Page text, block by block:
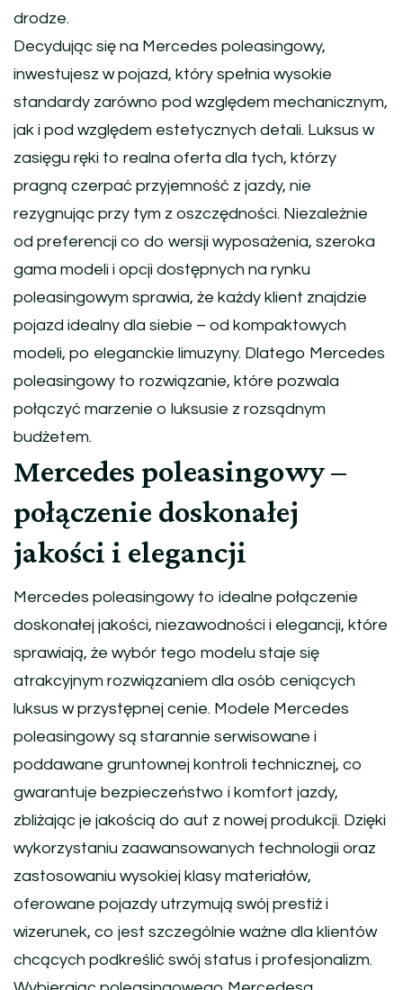
drodze.
Decydując się na Mercedes poleasingowy,
inwestujesz w pojazd, który spełnia wysokie
standardy zarówno pod względem mechanicznym,
jak i pod względem estetycznych detali. Luksus w
zasięgu ręki to realna oferta dla tych, którzy
pragną czerpać przyjemność z jazdy, nie
rezygnując przy tym z oszczędności. Niezależnie
od preferencji co do wersji wyposażenia, szeroka
gama modeli i opcji dostępnych na rynku
poleasingowym sprawia, że każdy klient znajdzie
pojazd idealny dla siebie – od kompaktowych
modeli, po eleganckie limuzyny. Dlatego Mercedes
poleasingowy to rozwiązanie, które pozwala
połączyć marzenie o luksusie z rozsądnym
budżetem.
Mercedes poleasingowy –
połączenie doskonałej
jakości i elegancji
Mercedes poleasingowy to idealne połączenie
doskonałej jakości, niezawodności i elegancji, które
sprawiają, że wybór tego modelu staje się
atrakcyjnym rozwiązaniem dla osób ceniących
luksus w przystępnej cenie. Modele Mercedes
poleasingowy są starannie serwisowane i
poddawane gruntownej kontroli technicznej, co
gwarantuje bezpieczeństwo i komfort jazdy,
zbliżając je jakością do aut z nowej produkcji. Dzięki
wykorzystaniu zaawansowanych technologii oraz
zastosowaniu wysokiej klasy materiałów,
oferowane pojazdy utrzymują swój prestiż i
wizerunek, co jest szczególnie ważne dla klientów
chcących podkreślić swój status i profesjonalizm.